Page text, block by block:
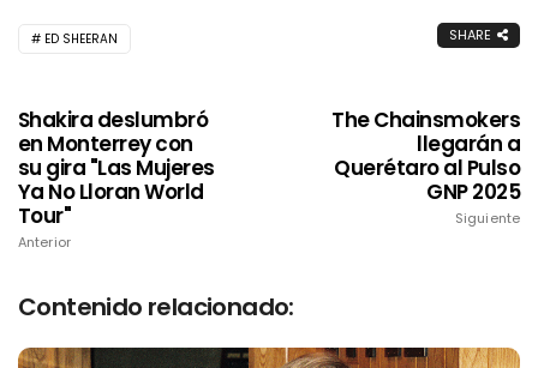
ED SHEERAN SHARE
Shakira deslumbró
en Monterrey con
su gira "Las Mujeres
Ya No Lloran World
Tour"
Anterior
The Chainsmokers
llegarán a
Querétaro al Pulso
GNP 2025
Siguiente
Contenido relacionado: